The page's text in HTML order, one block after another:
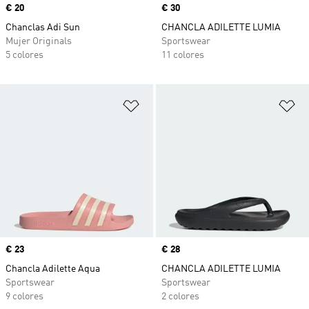
Precio
€ 20
Chanclas Adi Sun
Mujer Originals
5 colores
Precio
€ 30
CHANCLA ADILETTE LUMIA
Sportswear
11 colores
Precio
€ 23
Chancla Adilette Aqua
Sportswear
9 colores
Precio
€ 28
CHANCLA ADILETTE LUMIA
Sportswear
2 colores